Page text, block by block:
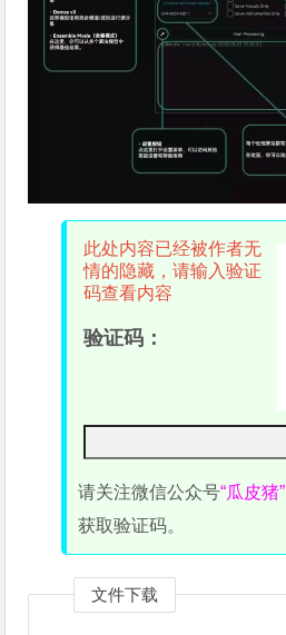
此处内容已经被作者无
情的隐藏，请输入验证
码查看内容
验证码：
请关注微信公众号“瓜皮猪”
获取验证码。
文件下载